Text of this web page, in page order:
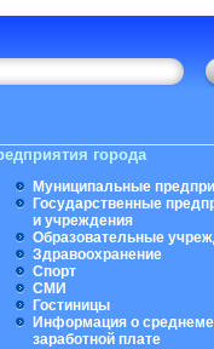
города
Муниципальные
Государственные
и учреждения
Образовательные
Здравоохранение
Спорт
СМИ
Гостиницы
Информация о
заработной плате